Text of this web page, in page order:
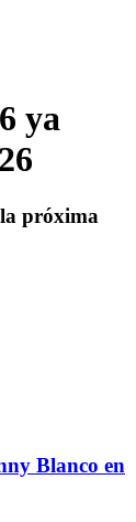
ya
próxima
Blanco en